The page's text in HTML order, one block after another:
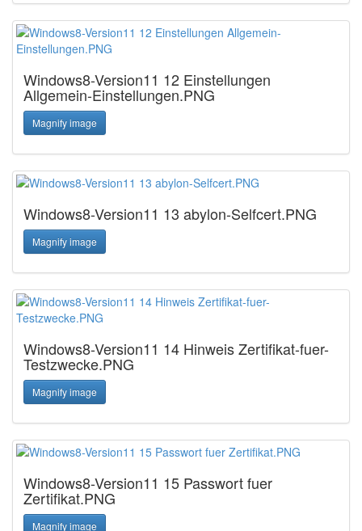
Windows8-Version11 12 Einstellungen
Allgemein-Einstellungen.PNG
Magnify image
Windows8-Version11 13 abylon-Selfcert.PNG
Magnify image
Windows8-Version11 14 Hinweis Zertifikat-fuer-
Testzwecke.PNG
Magnify image
Windows8-Version11 15 Passwort fuer
Zertifikat.PNG
Magnify image